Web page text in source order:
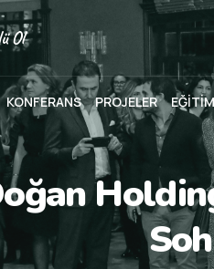
Ol
KONFERANS PROJELER